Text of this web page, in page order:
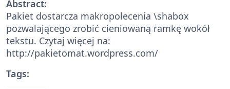
Abstract:
Pakiet dostarcza makropolecenia \shabox
pozwalającego zrobić cieniowaną ramkę wokół
tekstu. Czytaj więcej na:
http://pakietomat.wordpress.com/
Tags: